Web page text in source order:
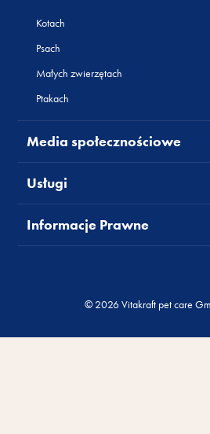
Kotach
Psach
Małych zwierzętach
Ptakach
Media społecznościowe
Usługi
Informacje Prawne
© 2026 Vitakraft pet care